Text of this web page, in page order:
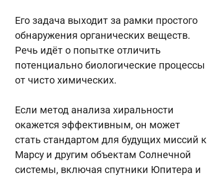
Его задача выходит за рамки простого
обнаружения органических веществ.
Речь идёт о попытке отличить
потенциально биологические процессы
от чисто химических.
Если метод анализа хиральности
окажется эффективным, он может
стать стандартом для будущих миссий к
Марсу и другим объектам Солнечной
системы, включая спутники Юпитера и